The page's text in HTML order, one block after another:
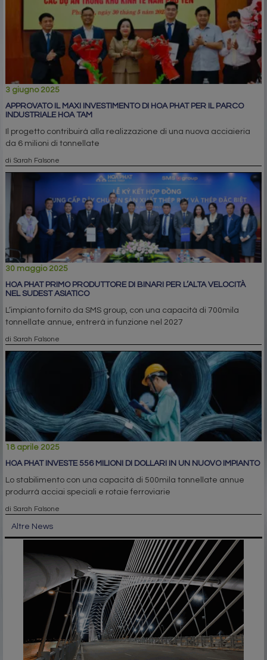
3 giugno 2025
APPROVATO IL MAXI INVESTIMENTO DI HOA PHAT PER IL PARCO
INDUSTRIALE HOA TAM
Il progetto contribuirà alla realizzazione di una nuova acciaieria
da 6 milioni di tonnellate
di Sarah Falsone
30 maggio 2025
HOA PHAT PRIMO PRODUTTORE DI BINARI PER L’ALTA VELOCITÀ
NEL SUDEST ASIATICO
L’impianto fornito da SMS group, con una capacità di 700mila
tonnellate annue, entrerà in funzione nel 2027
di Sarah Falsone
18 aprile 2025
HOA PHAT INVESTE 556 MILIONI DI DOLLARI IN UN NUOVO IMPIANTO
Lo stabilimento con una capacità di 500mila tonnellate annue
produrrà acciai speciali e rotaie ferroviarie
di Sarah Falsone
Altre News